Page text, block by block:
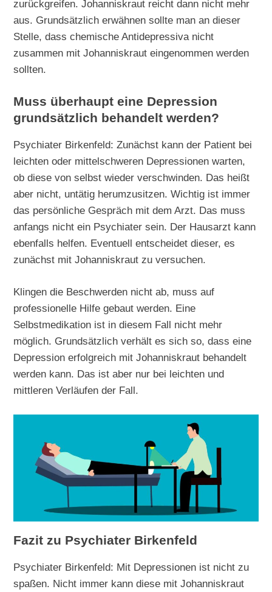
zurückgreifen. Johanniskraut reicht dann nicht mehr
aus. Grundsätzlich erwähnen sollte man an dieser
Stelle, dass chemische Antidepressiva nicht
zusammen mit Johanniskraut eingenommen werden
sollten.
Muss überhaupt eine Depression
grundsätzlich behandelt werden?
Psychiater Birkenfeld: Zunächst kann der Patient bei
leichten oder mittelschweren Depressionen warten,
ob diese von selbst wieder verschwinden. Das heißt
aber nicht, untätig herumzusitzen. Wichtig ist immer
das persönliche Gespräch mit dem Arzt. Das muss
anfangs nicht ein Psychiater sein. Der Hausarzt kann
ebenfalls helfen. Eventuell entscheidet dieser, es
zunächst mit Johanniskraut zu versuchen.
Klingen die Beschwerden nicht ab, muss auf
professionelle Hilfe gebaut werden. Eine
Selbstmedikation ist in diesem Fall nicht mehr
möglich. Grundsätzlich verhält es sich so, dass eine
Depression erfolgreich mit Johanniskraut behandelt
werden kann. Das ist aber nur bei leichten und
mittleren Verläufen der Fall.
Fazit zu Psychiater Birkenfeld
Psychiater Birkenfeld: Mit Depressionen ist nicht zu
spaßen. Nicht immer kann diese mit Johanniskraut